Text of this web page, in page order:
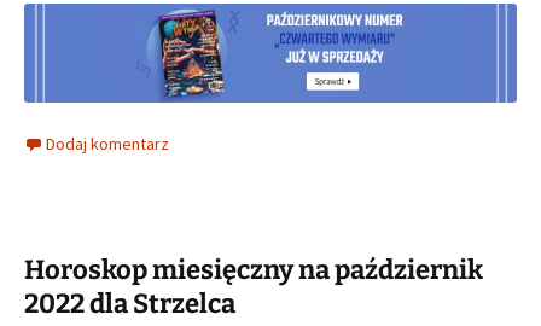
Dodaj komentarz
Horoskop miesięczny na październik
2022 dla Strzelca